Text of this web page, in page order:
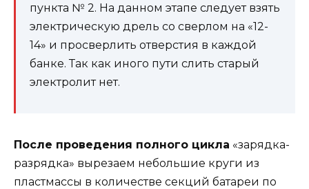
пункта № 2. На данном этапе следует взять
электрическую дрель со сверлом на «12-
14» и просверлить отверстия в каждой
банке. Так как иного пути слить старый
электролит нет.
После проведения полного цикла «зарядка-
разрядка» вырезаем небольшие круги из
пластмассы в количестве секций батареи по